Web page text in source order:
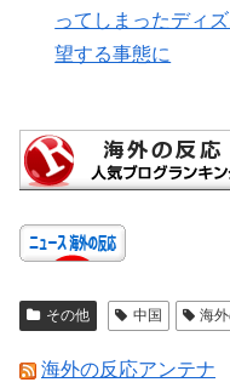
ってしまったディ
望する事態に
その他 中国 海
海外の反応アンテナ